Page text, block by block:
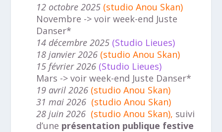
12 octobre 2025 (studio Anou Skan)
Novembre -> voir week-end Juste
Danser*
14 décembre 2025 (Studio Lieues)
18 janvier 2026 (studio Anou Skan)
15 février 2026(Studio Lieues)
Mars -> voir week-end Juste Danser*
19 avril 2026 (studio Anou Skan)
31 mai 2026 (studio Anou Skan)
28 juin 2026 (studio Anou Skan), suivi
d’une présentation publique festive